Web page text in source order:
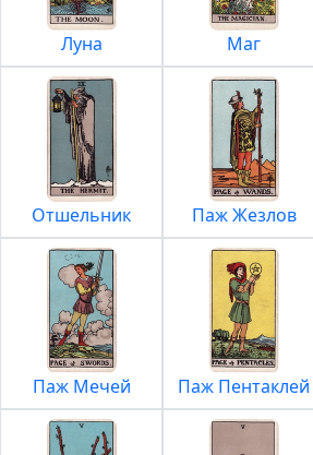
Луна Маг
Отшельник Паж Жезлов
Паж Мечей Паж Пентаклей